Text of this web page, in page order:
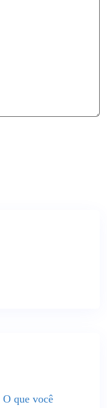
que você